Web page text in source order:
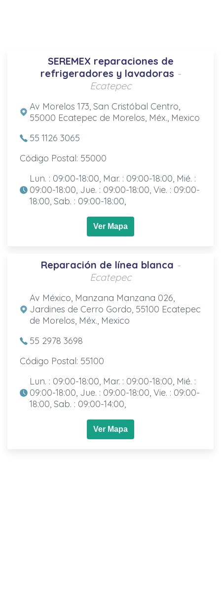
SEREMEX reparaciones de
refrigeradores y lavadoras -
Ecatepec
Av Morelos 173, San Cristóbal Centro,
55000 Ecatepec de Morelos, Méx., Mexico
55 1126 3065
Código Postal: 55000
Lun. : 09:00-18:00, Mar. : 09:00-18:00, Mié. :
09:00-18:00, Jue. : 09:00-18:00, Vie. : 09:00-
18:00, Sab. : 09:00-18:00,
Ver Mapa
Reparación de línea blanca -
Ecatepec
Av México, Manzana Manzana 026,
Jardines de Cerro Gordo, 55100 Ecatepec
de Morelos, Méx., Mexico
55 2978 3698
Código Postal: 55100
Lun. : 09:00-18:00, Mar. : 09:00-18:00, Mié. :
09:00-18:00, Jue. : 09:00-18:00, Vie. : 09:00-
18:00, Sab. : 09:00-14:00,
Ver Mapa